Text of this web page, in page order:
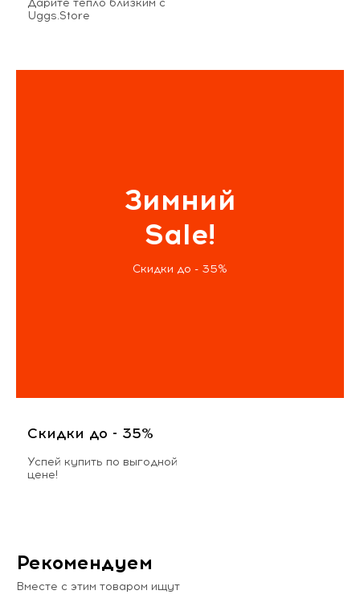
Uggs.Store
Зимний
Sale!
Скидки до - 35%
Скидки до - 35%
Успей купить по выгодной
цене!
Рекомендуем
Вместе с этим товаром ищут